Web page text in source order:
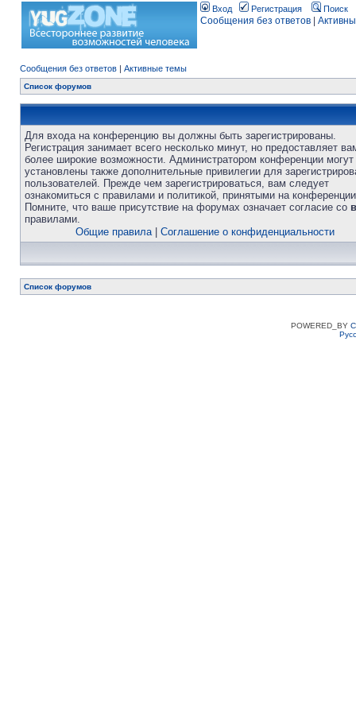
Вход Регистрация Поиск
Сообщения без ответов
Сообщения без ответов | Активные темы
Список форумов
Для входа на конференцию вы должны быть зарегистрированы.
Регистрация занимает всего несколько минут, но предоставляет
более широкие возможности. Администратором конференции
установлены также дополнительные привилегии для
пользователей. Прежде чем зарегистрироваться, вам следует
ознакомиться с правилами и политикой, принятыми на
Помните, что ваше присутствие на форумах означает согласие со
правилами.
Общие правила| Соглашение о конфиденциальности
Список форумов
POWERED_BY